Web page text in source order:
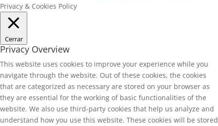
Privacy & Cookies Policy
Cerrar
Privacy Overview
This website uses cookies to improve your experience while you
navigate through the website. Out of these cookies, the cookies
that are categorized as necessary are stored on your browser as
they are essential for the working of basic functionalities of the
website. We also use third-party cookies that help us analyze and
understand how you use this website. These cookies will be stored